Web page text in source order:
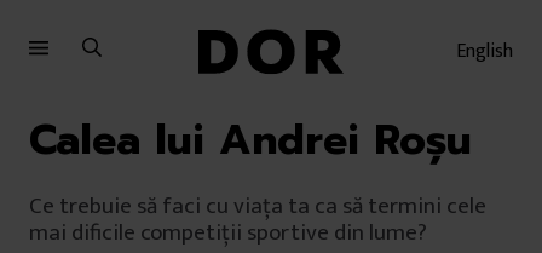
English
Calea lui Andrei Roșu
Ce trebuie să faci cu viața ta ca să termini cele
mai dificile competiții sportive din lume?